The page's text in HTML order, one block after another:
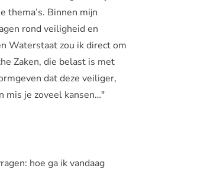
thema’s. Binnen mijn
rond veiligheid en
Waterstaat zou ik direct om
Zaken, die belast is met
dat deze veiliger,
mis je zoveel kansen…"
hoe ga ik vandaag